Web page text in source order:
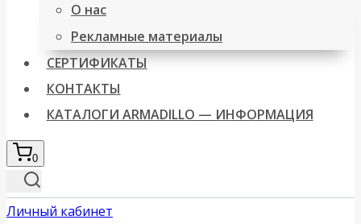
О нас
Рекламные материалы
СЕРТИФИКАТЫ
КОНТАКТЫ
КАТАЛОГИ ARMADILLO — ИНФОРМАЦИЯ
0
Личный кабинет